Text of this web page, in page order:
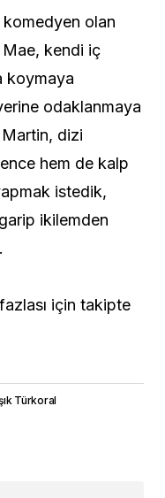
komedyen olan
Mae, kendi iç
koymaya
odaklanmaya
Martin, dizi
hem de kalp
istedik,
ikilemden
için takipte
Türkoral